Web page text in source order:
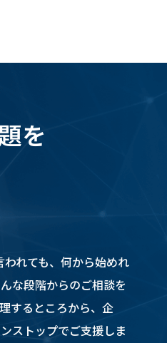
を
われても、何から始めれ
な段階からのご相談を
するところから、企
ストップでご支援しま